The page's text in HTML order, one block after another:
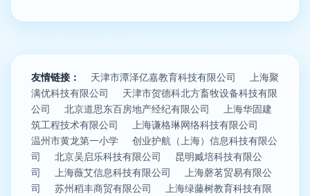
友情链接： 天津市潭泽亿嘉教育科技有限公司
上海聚
满优科技有限公司
天津市贺德科北方畜牧设备科技有限
公司
北京道思东百房地产经纪有限公司
上海华固建
筑工程技术有限公司
上海谦格琳网络科技有限公司
温州市黄龙第一小学
创业护航（上海）信息科技有限公
司
北京吴启乐科技有限公司
昆明臧培科技有限公
司
上海薇艾信息科技有限公司
上海磬茗贸易有限公
司
苏州稻丰商贸有限公司
上海绿藤树教育科技有限